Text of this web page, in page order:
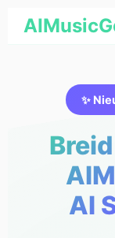
✨
AI